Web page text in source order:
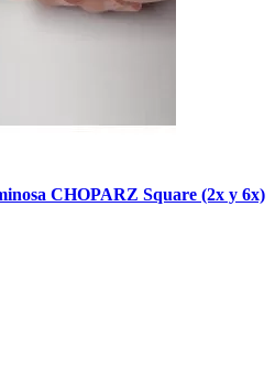
CHOPARZ Square (2x y 6x)